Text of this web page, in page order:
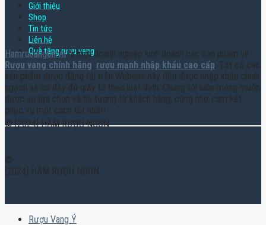
Giới thiệu
Shop
Tin tức
Liên hệ
Quà tặng rượu vang
Hamruoungon.vnlà một doanh nghiệp kinh doanh các sản phẩm về
Rượu vang chính hãng, rượu mạnh nhập khẩu cao cấp. Tất cả các
sản phẩm được đăng tải trên Website này đều được nhập khẩu chính
ngạch và có đầy đủ giấy tờ theo luật định. Chúng tôi luôn mong muốn
được sự lựa chọn và tin tưởng từ khách hàng, cũng như cam kết
phục vụ một cách tốt nhất!
© [2024] HẦM RƯỢU NGON
©
[2024] HẦM RƯỢU NGON
Rượu Vang Ý